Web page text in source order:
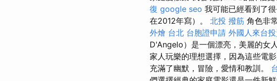
復 google seo 我可能已經看到了
在2012年寫）。 北投 撥筋 角色非
外燴 台北 台胞證申請 外國人來台
D'Angelo）是一個漂亮，美麗的女
家人玩樂的理想選擇，因為這些電
充滿了幽默，冒險，愛情和教訓。